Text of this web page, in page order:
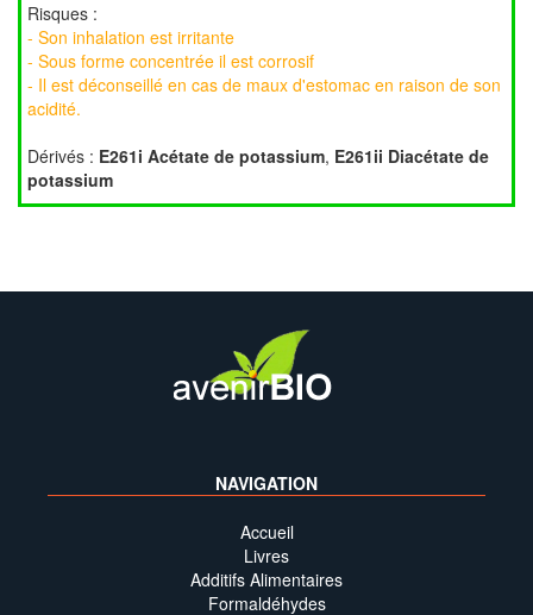
Risques :
- Son inhalation est irritante
- Sous forme concentrée il est corrosif
- Il est déconseillé en cas de maux d'estomac en raison de son
acidité.
Dérivés : E261i Acétate de potassium, E261ii Diacétate de
potassium
NAVIGATION
Accueil
Livres
Additifs Alimentaires
Formaldéhydes